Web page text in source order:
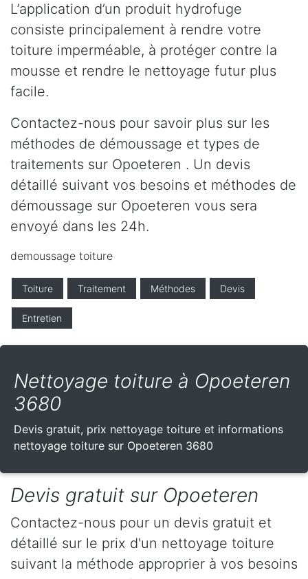
L’application d’un produit hydrofuge
consiste principalement à rendre votre
toiture imperméable, à protéger contre la
mousse et rendre le nettoyage futur plus
facile.
Contactez-nous pour savoir plus sur les
méthodes de démoussage et types de
traitements sur Opoeteren . Un devis
détaillé suivant vos besoins et méthodes de
démoussage sur Opoeteren vous sera
envoyé dans les 24h.
demoussage toiture
Toiture Traitement Méthodes Devis
Entretien
Nettoyage toiture à Opoeteren
3680
Devis gratuit, prix nettoyage toiture et informations
nettoyage toiture sur Opoeteren 3680
Devis gratuit sur Opoeteren
Contactez-nous pour un devis gratuit et
détaillé sur le prix d'un nettoyage toiture
suivant la méthode approprier à vos besoins